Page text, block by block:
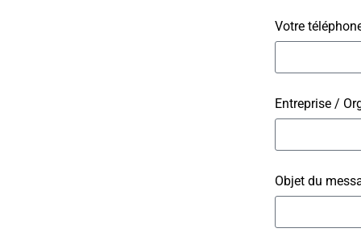
Votre
Entreprise /
Objet du